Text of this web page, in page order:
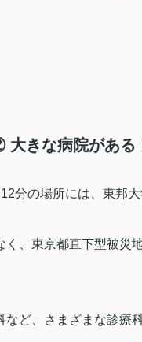
きな病院がある
12分の場所には、東邦
、東京都直下型被災
ど、さまざまな診療